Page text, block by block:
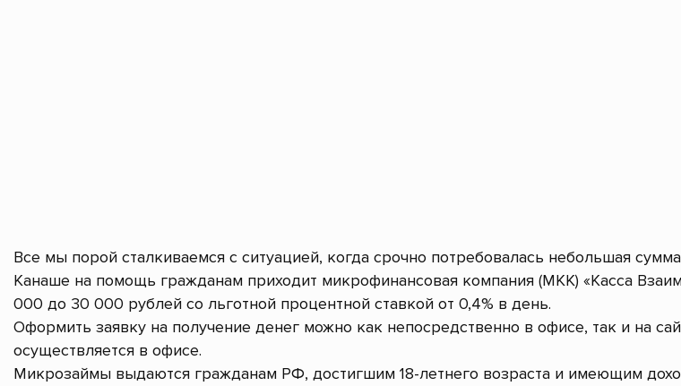
Все мы порой сталкиваемся с ситуацией, когда срочно потребовалась небольшая
Канаше на помощь гражданам приходит микрофинансовая компания (МКК) «Касса
000 до 30 000 рублей со льготной процентной ставкой от 0,4% в день.
Оформить заявку на получение денег можно как непосредственно в офисе, так и на
осуществляется в офисе.
Микрозаймы выдаются гражданам РФ, достигшим 18-летнего возраста и имеющим